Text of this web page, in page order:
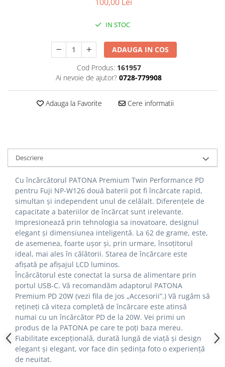
Accesorii kjøk
Pachete Promo
Blițuri și lumini foto/video
Cablu date
Telefoane mobile
Casti
Telefoane mobile
Custi aparate foto-video
Incarcatoare auto
Telefoane mobile
IN STOC
ADAUGA IN COS
Cod Produs: 161957
Ai nevoie de ajutor? 0728-779908
Adauga la Favorite Cere informatii
Descriere
Cu încărcătorul PATONA Premium Twin Performance PD
pentru Fuji NP-W126 două baterii pot fi încărcate rapid,
simultan și independent unul de celălalt. Diferențele de
capacitate a bateriilor de încărcat sunt irelevante.
Impresionează prin tehnologia sa inovatoare, designul
elegant și dimensiunea inteligentă. La 62 de grame, este,
de asemenea, foarte ușor și, prin urmare, însoțitorul
ideal, mai ales în călătorii. Starea de încărcare este
afișată pe afișajul LCD luminos.
Încărcătorul este conectat la sursa de alimentare prin
portul USB-C. Vă recomandăm adaptorul PATONA
Premium PD 20W (vezi fila de jos „Accesorii”.) Vă rugăm să
rețineți că viteza completă de încărcare este atinsă
numai cu un încărcător PD de la 20W. Vei primi un
produs de la PATONA pe care te poți baza mereu.
Fiabilitate excepțională, durată lungă de viață și design
elegant și elegant, vor face din ședința foto o experiență
de neuitat.